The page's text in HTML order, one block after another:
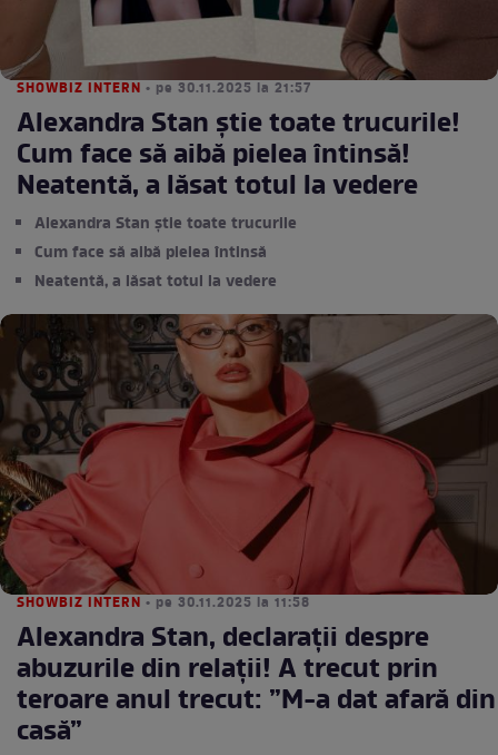
SHOWBIZ INTERN • pe 30.11.2025 la 21:57
Alexandra Stan ştie toate trucurile!
Cum face să aibă pielea întinsă!
Neatentă, a lăsat totul la vedere
Alexandra Stan ştie toate trucurile
Cum face să aibă pielea întinsă
Neatentă, a lăsat totul la vedere
SHOWBIZ INTERN • pe 30.11.2025 la 11:58
Alexandra Stan, declarații despre
abuzurile din relații! A trecut prin
teroare anul trecut: ”M-a dat afară din
casă”